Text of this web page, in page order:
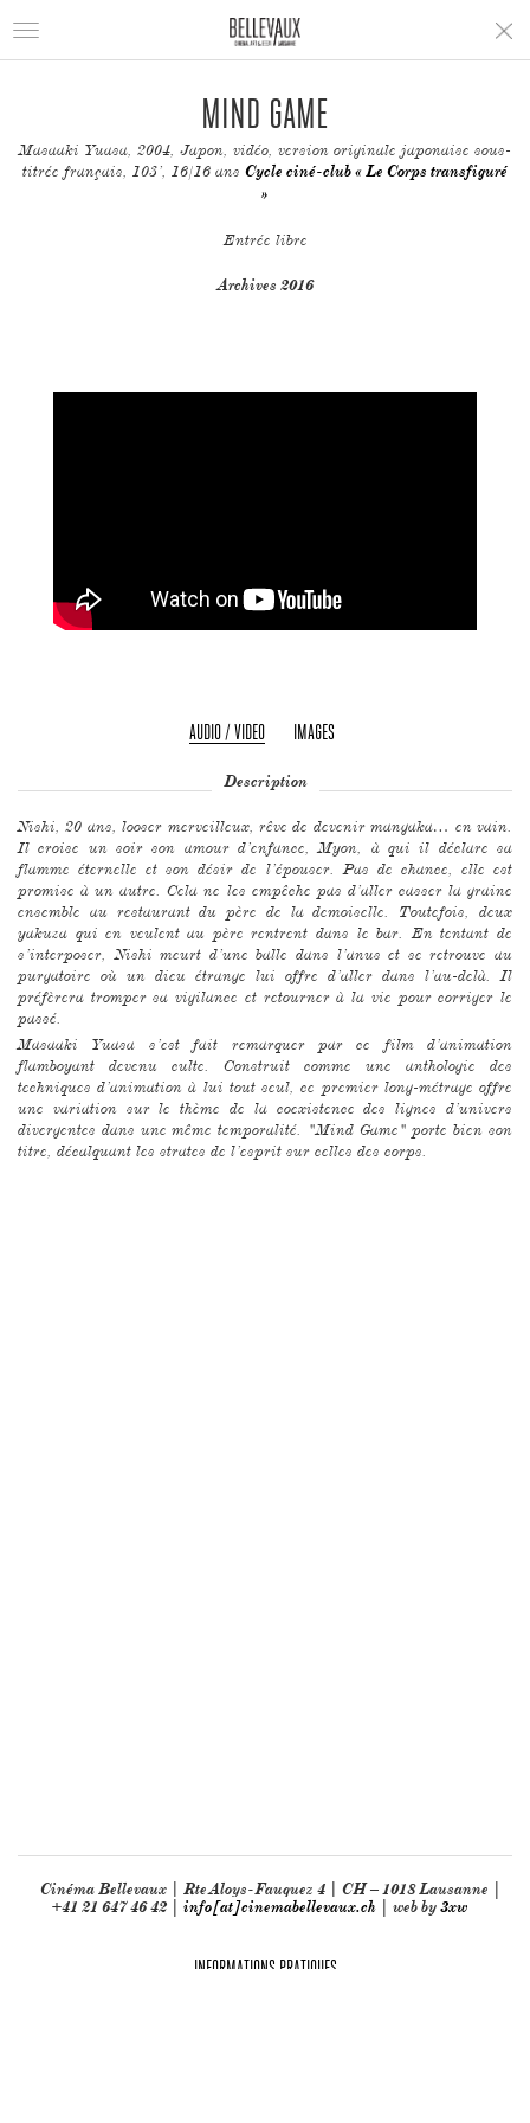
Toggle
MIND GAME
Masaaki Yuasa, 2004, Japon, vidéo, version originale japonaise sous-
titrée français, 103’, 16/16 ans Cycle ciné-club « Le Corps transfiguré
»
Entrée libre
Archives 2016
AUDIO / VIDEO IMAGES
Description
Nishi, 20 ans, looser merveilleux, rêve de devenir mangaka… en vain.
Il croise un soir son amour d’enfance, Myon, à qui il déclare sa
flamme éternelle et son désir de l’épouser. Pas de chance, elle est
promise à un autre. Cela ne les empêche pas d’aller casser la graine
ensemble au restaurant du père de la demoiselle. Toutefois, deux
yakuza qui en veulent au père rentrent dans le bar. En tentant de
s’interposer, Nishi meurt d’une balle dans l’anus et se retrouve au
purgatoire où un dieu étrange lui offre d’aller dans l’au-delà. Il
préfèrera tromper sa vigilance et retourner à la vie pour corriger le
passé.
Masaaki Yuasa s’est fait remarquer par ce film d’animation
flamboyant devenu culte. Construit comme une anthologie des
techniques d’animation à lui tout seul, ce premier long-métrage offre
une variation sur le thème de la coexistence des lignes d’univers
divergentes dans une même temporalité. "Mind Game" porte bien son
titre, décalquant les strates de l’esprit sur celles des corps.
Cinéma Bellevaux | Rte Aloys-Fauquez 4 | CH – 1018 Lausanne |
+41 21 647 46 42 | info[at]cinemabellevaux.ch | web by3xw
INFORMATIONS PRATIQUES